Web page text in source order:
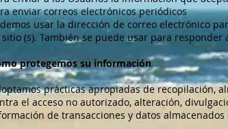
enviar correos electrónicos periódicos
usar la dirección de correo electrónico
sitio (s). También se puede usar para
protegemos su información
prácticas apropiadas de recopilación,
el acceso no autorizado, alteración,
de transacciones y datos